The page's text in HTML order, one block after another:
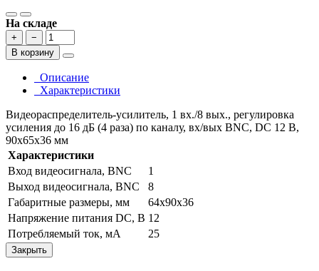
На складе
+
−
В корзину
Описание
Характеристики
Видеораспределитель-усилитель, 1 вх./8 вых., регулировка
усиления до 16 дБ (4 раза) по каналу, вх/вых BNC, DC 12 В,
90х65х36 мм
Характеристики
Вход видеосигнала, BNC
1
Выход видеосигнала, BNC
8
Габаритные размеры, мм
64х90х36
Напряжение питания DC, В 12
Потребляемый ток, мА
25
Закрыть